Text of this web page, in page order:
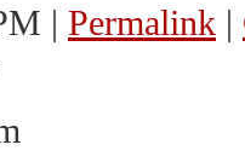
| Permalink |